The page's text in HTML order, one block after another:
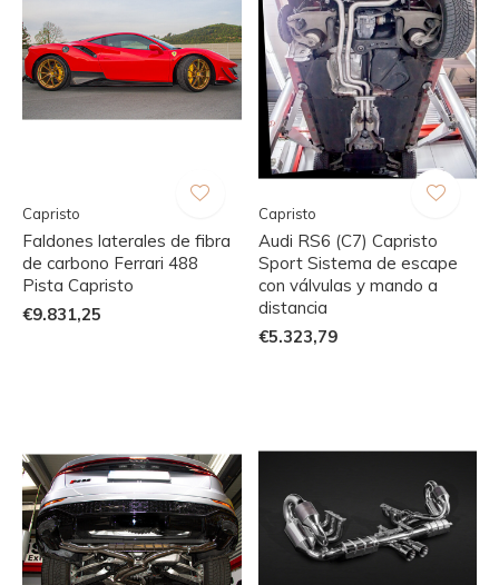
Capristo
Faldones laterales de fibra
de carbono Ferrari 488
Pista Capristo
€9.831,25
Capristo
Audi RS6 (C7) Capristo
Sport Sistema de escape
con válvulas y mando a
distancia
€5.323,79